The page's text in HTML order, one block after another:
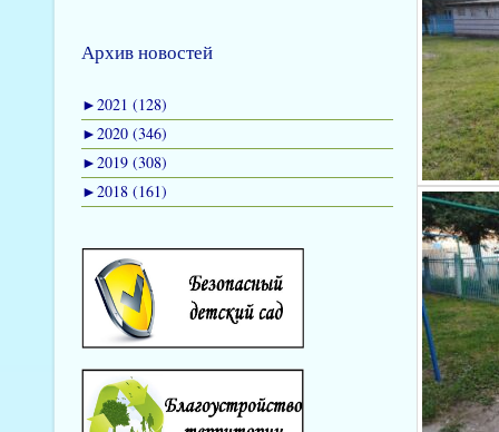
Архив новостей
►2021 (128)
►2020 (346)
►2019 (308)
►2018 (161)